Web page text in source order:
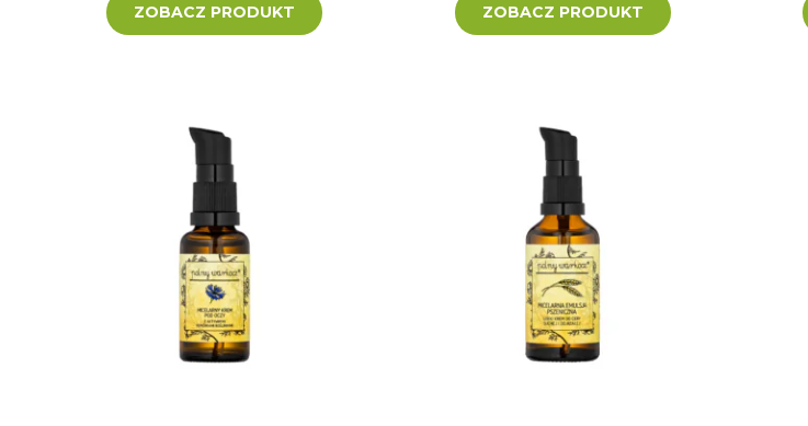
ZOBACZ PRODUKT ZOBACZ PRODUKT